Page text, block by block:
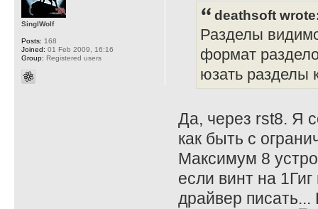
deathsoft
Разделы
формат
юзать разделы
Да, через rst8. Я
как быть с
Максимум 8
если винт на
драйвер
SinglWolf
Posts: 168
Joined: 01 Feb 2009, 16:16
Group: Registered users